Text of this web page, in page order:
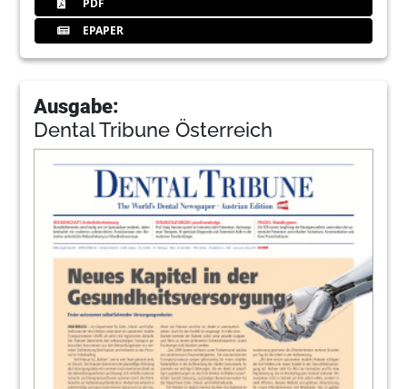
EPAPER
Ausgabe:
Dental Tribune Österreich